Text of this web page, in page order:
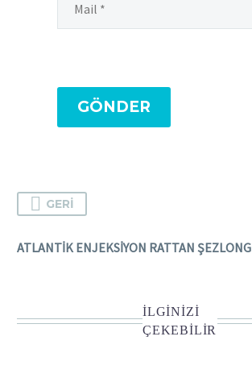
GÖNDER
GERI
ATLANTİK ENJEKSİYON RATTAN ŞEZLONG
İLGINIZI
ÇEKEBILIR